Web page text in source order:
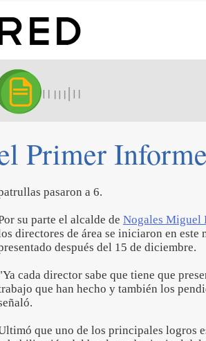
Primer
pasaron a 6.
su parte el alcalde de Nogales Miguel
directores de área se iniciaron en este
después del 15 de diciembre.
cada director sabe que tiene que
que han hecho y también los
que uno de los principales logros